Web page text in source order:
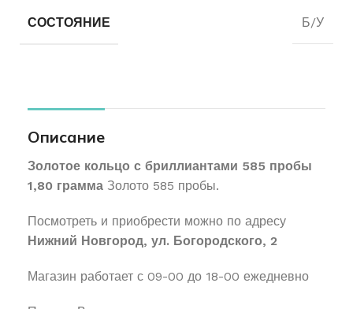
СОСТОЯНИЕ Б/У
Описание
Золотое кольцо с бриллиантами 585 пробы
1,80 грамма Золото 585 пробы.
Посмотреть и приобрести можно по адресу
Нижний Новгород, ул. Богородского, 2
Магазин работает с 09-00 до 18-00 ежедневно